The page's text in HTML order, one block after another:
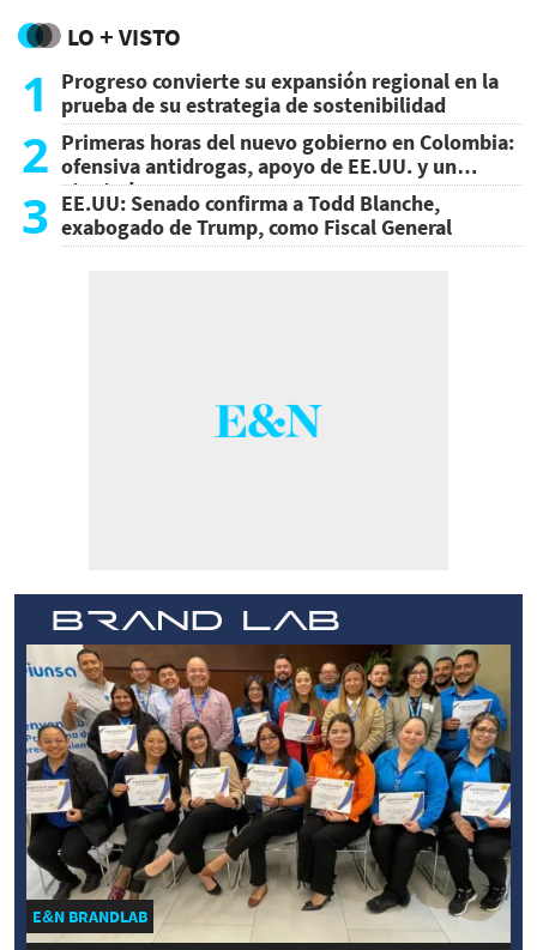
LO + VISTO
1
Progreso convierte su expansión regional en la
prueba de su estrategia de sostenibilidad
2 Primeras horas del nuevo gobierno en Colombia:
ofensiva antidrogas, apoyo de EE.UU. y un
atentado
3 EE.UU: Senado confirma a Todd Blanche,
exabogado de Trump, como Fiscal General
E&N BRANDLAB